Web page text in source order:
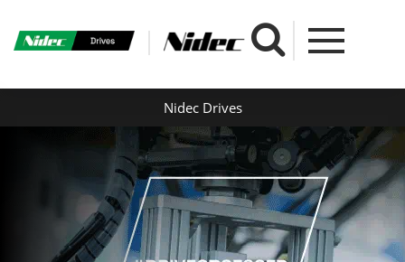
Nidec Drives